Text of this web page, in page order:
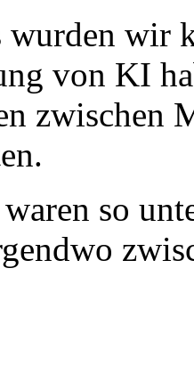
wurden wir
von KI
zwischen
so